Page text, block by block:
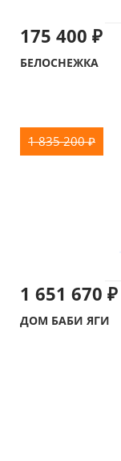
175 400 ₽
БЕЛОСНЕЖКА
1 651 670 ₽
1 835 200 ₽
ДОМ БАБИ ЯГИ